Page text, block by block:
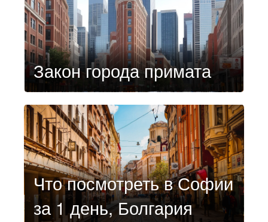
Закон города примата
Что посмотреть в Софии
за 1 день, Болгария